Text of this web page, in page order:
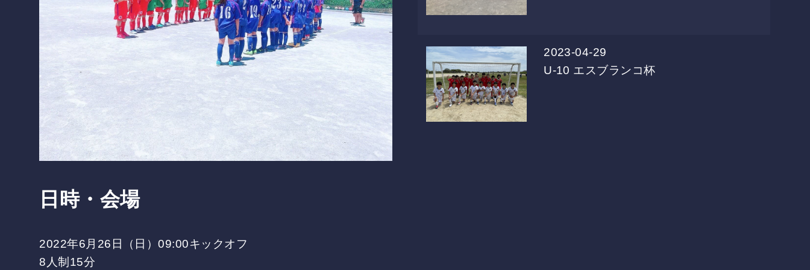
日時・会場
2022年6月26日（日）09:00キックオフ
8人制15分
2023-04-29
U-10 エスブランコ杯